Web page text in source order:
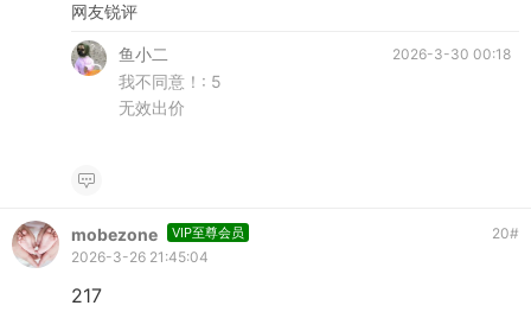
网友锐评
2026-3-30 00:18
鱼小二
我不同意！: 5
无效出价
mobezone VIP至尊会员 20#
2026-3-26 21:45:04
217